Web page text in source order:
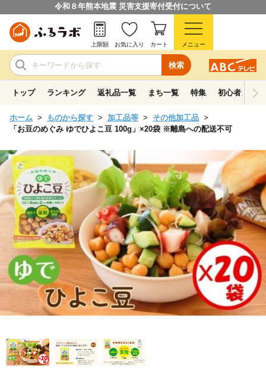
令和８年熊本地震 災害支援寄付受付について
検索
上限額 お気に入り カート メニュー
トップ ランキング 返礼品一覧 まち一覧 特集 初心者ガイド
ホーム ものから探す 加工品等
その他加工品
「お豆のめぐみ ゆでひよこ豆 100g」×20袋 ※離島への配送不可